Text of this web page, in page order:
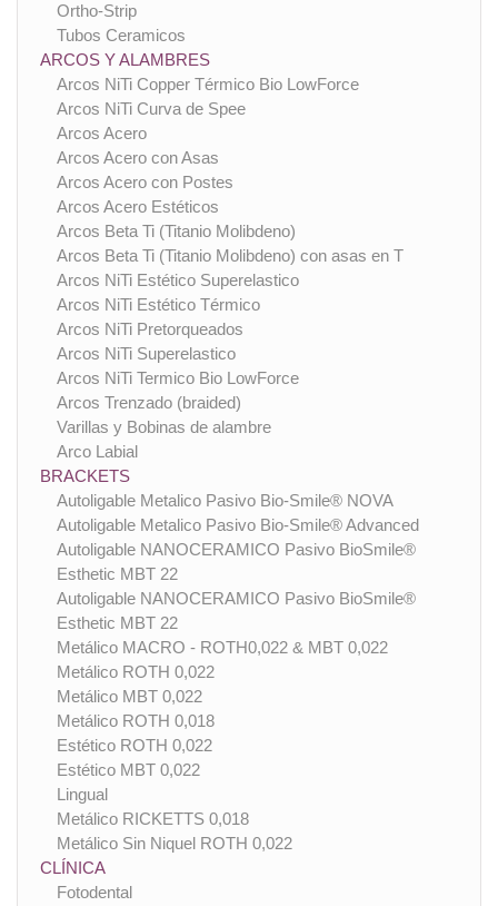
Ortho-Strip
Tubos Ceramicos
ARCOS Y ALAMBRES
Arcos NiTi Copper Térmico Bio LowForce
Arcos NiTi Curva de Spee
Arcos Acero
Arcos Acero con Asas
Arcos Acero con Postes
Arcos Acero Estéticos
Arcos Beta Ti (Titanio Molibdeno)
Arcos Beta Ti (Titanio Molibdeno) con asas en T
Arcos NiTi Estético Superelastico
Arcos NiTi Estético Térmico
Arcos NiTi Pretorqueados
Arcos NiTi Superelastico
Arcos NiTi Termico Bio LowForce
Arcos Trenzado (braided)
Varillas y Bobinas de alambre
Arco Labial
BRACKETS
Autoligable Metalico Pasivo Bio-Smile® NOVA
Autoligable Metalico Pasivo Bio-Smile® Advanced
Autoligable NANOCERAMICO Pasivo BioSmile®
Esthetic MBT 22
Autoligable NANOCERAMICO Pasivo BioSmile®
Esthetic MBT 22
Metálico MACRO - ROTH0,022 & MBT 0,022
Metálico ROTH 0,022
Metálico MBT 0,022
Metálico ROTH 0,018
Estético ROTH 0,022
Estético MBT 0,022
Lingual
Metálico RICKETTS 0,018
Metálico Sin Niquel ROTH 0,022
CLÍNICA
Fotodental